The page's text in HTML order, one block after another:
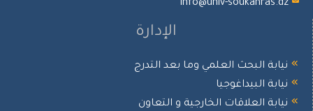
info@univ-soukahras.dz
الإدارة
نيابة البحث العلمي وما بعد التدرج
نيابة البيداغوجيا
نيابة العلاقات الخارجية و التعاون